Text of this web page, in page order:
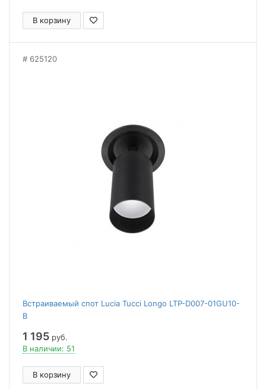
В корзину
625120
Встраиваемый спот Lucia Tucci Longo LTP-D007-01GU10-
B
1 195 руб.
В наличии: 51
В корзину